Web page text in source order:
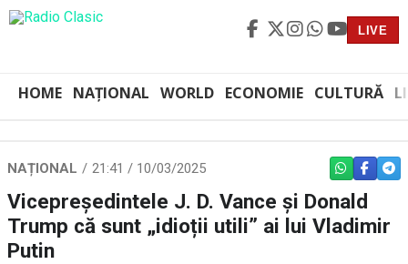
LIVE
HOME NAȚIONAL WORLD ECONOMIE CULTURĂ
NAȚIONAL 21:41 / 10/03/2025 WHATSAPP
Vicepreședintele J. D. Vance și Donald
Trump că sunt „idioții utili” ai lui Vladimir
Putin